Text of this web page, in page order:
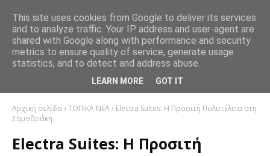
Αρχική σελίδα ΤΟΠΙΚΑ ΝΕΑ
Electra Suites: Η Προσιτή Πολυτέλεια στη
Σαμοθράκη
Electra Suites: Η Προσιτή
This site uses cookies from Google to deliver its services
and to analyze traffic. Your IP address and user-agent are
shared with Google along with performance and security
metrics to ensure quality of service, generate usage
statistics, and to detect and address abuse.
LEARN MORE GOT IT